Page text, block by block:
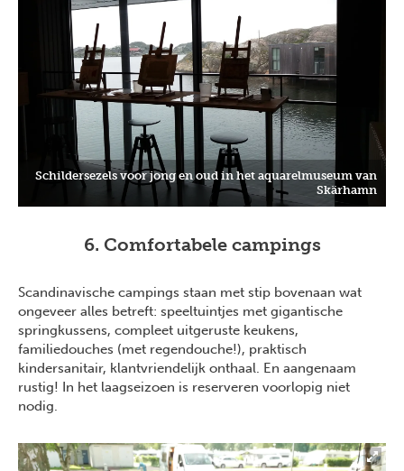
Schildersezels voor jong en oud in het aquarelmuseum van
Skärhamn
6. Comfortabele campings
Scandinavische campings staan met stip bovenaan wat
ongeveer alles betreft: speeltuintjes met gigantische
springkussens, compleet uitgeruste keukens,
familiedouches (met regendouche!), praktisch
kindersanitair, klantvriendelijk onthaal. En aangenaam
rustig! In het laagseizoen is reserveren voorlopig niet
nodig.